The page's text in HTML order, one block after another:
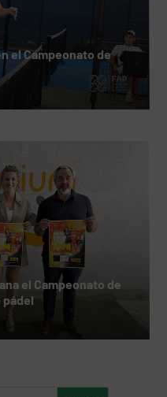
el Campeonato de
el Campeonato de
pádel